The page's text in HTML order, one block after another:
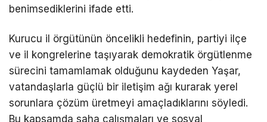
benimsediklerini ifade etti.
Kurucu il örgütünün öncelikli hedefinin, partiyi ilçe
ve il kongrelerine taşıyarak demokratik örgütlenme
sürecini tamamlamak olduğunu kaydeden Yaşar,
vatandaşlarla güçlü bir iletişim ağı kurarak yerel
sorunlara çözüm üretmeyi amaçladıklarını söyledi.
Bu kapsamda saha çalışmaları ve sosyal